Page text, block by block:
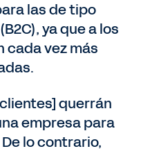
las de tipo
ya que a los
cada vez más
querrán
empresa para
lo contrario,